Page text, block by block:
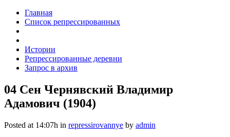
Главная
Список репрессированных
Истории
Репрессированные деревни
Запрос в архив
04 Сен Чернявский Владимир
Адамович (1904)
Posted at 14:07h in repressirovannye by admin